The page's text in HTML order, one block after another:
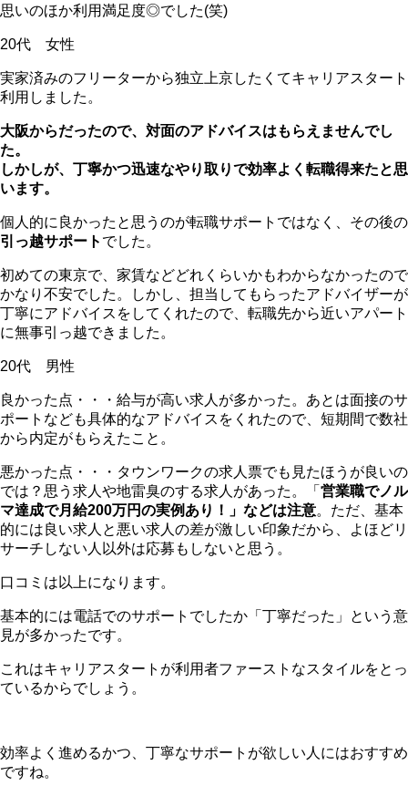
思いのほか利用満足度◎でした(笑)
20代 女性
実家済みのフリーターから独立上京したくてキャリアスタート
利用しました。
大阪からだったので、対面のアドバイスはもらえませんでし
た。
しかしが、丁寧かつ迅速なやり取りで効率よく転職得来たと思
います。
個人的に良かったと思うのが転職サポートではなく、その後の
引っ越サポート でした。
初めての東京で、家賃などどれくらいかもわからなかったので
かなり不安でした。しかし、担当してもらったアドバイザーが
丁寧にアドバイスをしてくれたので、転職先から近いアパート
に無事引っ越できました。
20代 男性
良かった点・・・給与が高い求人が多かった。あとは面接のサ
ポートなども具体的なアドバイスをくれたので、短期間で数社
から内定がもらえたこと。
悪かった点・・・タウンワークの求人票でも見たほうが良いの
では？思う求人や地雷臭のする求人があった。「 営業職でノル
マ達成で月給200万円の実例あり！」などは注意。ただ、基本
的には良い求人と悪い求人の差が激しい印象だから、よほどリ
サーチしない人以外は応募もしないと思う。
口コミは以上になります。
基本的には電話でのサポートでしたか「丁寧だった」という意
見が多かったです。
これはキャリアスタートが利用者ファーストなスタイルをとっ
ているからでしょう。
効率よく進めるかつ、丁寧なサポートが欲しい人にはおすすめ
ですね。